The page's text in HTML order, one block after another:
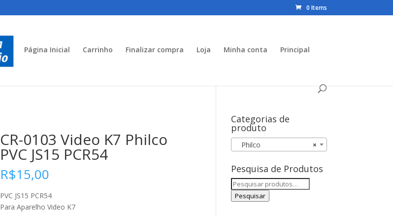
0 Items
Página Inicial Carrinho Finalizar compra Loja Minha conta Principal
CR-0103 Video K7 Philco
PVC JS15 PCR54
R$15,00
PVC JS15 PCR54
Para Aparelho Video K7
Categorias de
produto
×
Philco
Pesquisa de Produtos
Pesquisar
por:
Pesquisar